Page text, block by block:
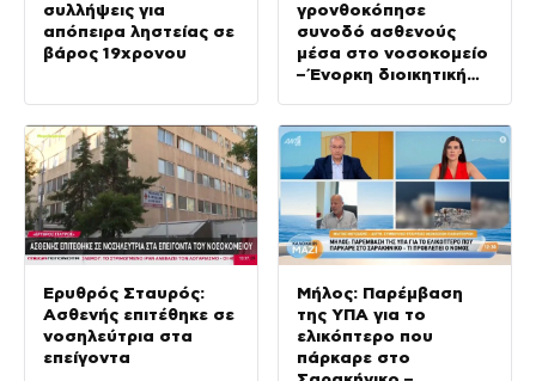
συλλήψεις για
απόπειρα ληστείας σε
βάρος 19χρονου
γρονθοκόπησε
συνοδό ασθενούς
μέσα στο νοσοκομείο
– Ένορκη διοικητική
Ερυθρός Σταυρός:
Ασθενής επιτέθηκε σε
νοσηλεύτρια στα
επείγοντα
Μήλος: Παρέμβαση
της ΥΠΑ για το
ελικόπτερο που
πάρκαρε στο